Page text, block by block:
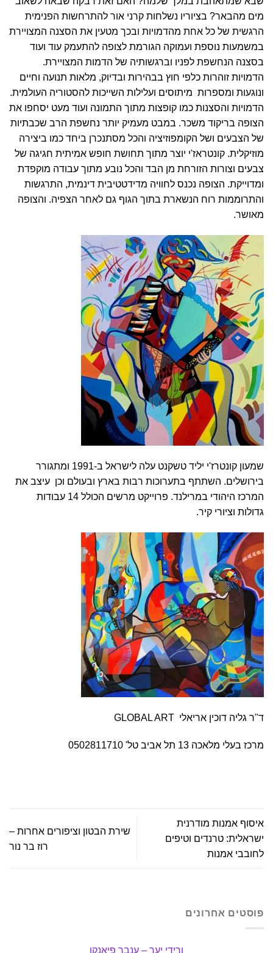
מים מהבאר? בציוריו נשלחות קרני אור להתרחשות הפנימית
הרגשית של כל אחת מהדמויות ובכך מטעין את הסצנה המצויירת
במשמעות נוספת ועמוקה הגורמת לצופה להתעמק עוד ועוד
בסצנה הנחשפת לפניו וברגשותיה של הדמות המצויירת.
הדמויות זוהרות כלפי חוץ בבהירות ובדיוק, מלאות תנועה וחיים
ונוגעות ומספרות מיתוסים ועלילות השייכות להסטוריה העולמית.
הדמויות והסצנות כמו קופצות מתוך התמונה ועוד מעט יסחפו את
הצופה בריקוד משכר. במבט מעמיק יותר נחשפת הרב שכבתיות
של הצבעים ושל הקומפוזיציה והכל מסתנכרן ביחד כמו ביצירה
מוזיקלית. קונטראז'י יוצר מתוך תחושת חופש אמיתית חגיגה של
צבעים וצורות הזורחת מן הבד והכל נובע מתוך עבודה מוקפדת
ומדוייקת. הצופה נכנס לחוויה מדידטטיבית דינמית, התרגשות
והתרוממות רוח הנשארת בתוך הגוף גם לאחר הצפיה. והצופה
מאושר.
שמעון קונטרז'י יליד טשקנט עלה לישראל ב-1991 ומתגורר
בירושלים. השתתף בתערוכות רבות בארץ ובעולם וכן עיצב את
המרכז היהודי במרילנד. פרוייקט מרשים הכולל 14 עבודות
גדולות וציורי קיר.
ד"ר גליה דוכין אריאלי GLOBAL ART
מרכז בעלי מלאכה 13 תל אביב טל' 0502811710
איסוף אמנות מודרנית
ישראלית: טרנדים וטיפים
לחובבי אמנות
שירת הבטון וציפורים אחרות –
רוז בר נור
פוסטים אחרונים
ורידי יער – ענבר פיאנקו